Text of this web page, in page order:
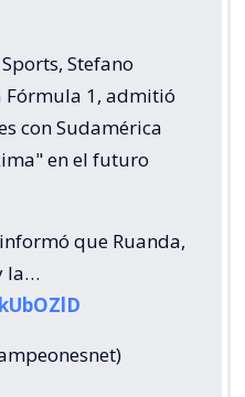
Stefano
Fórmula 1, admitió
con Sudamérica
en el futuro
que Ruanda,
la…